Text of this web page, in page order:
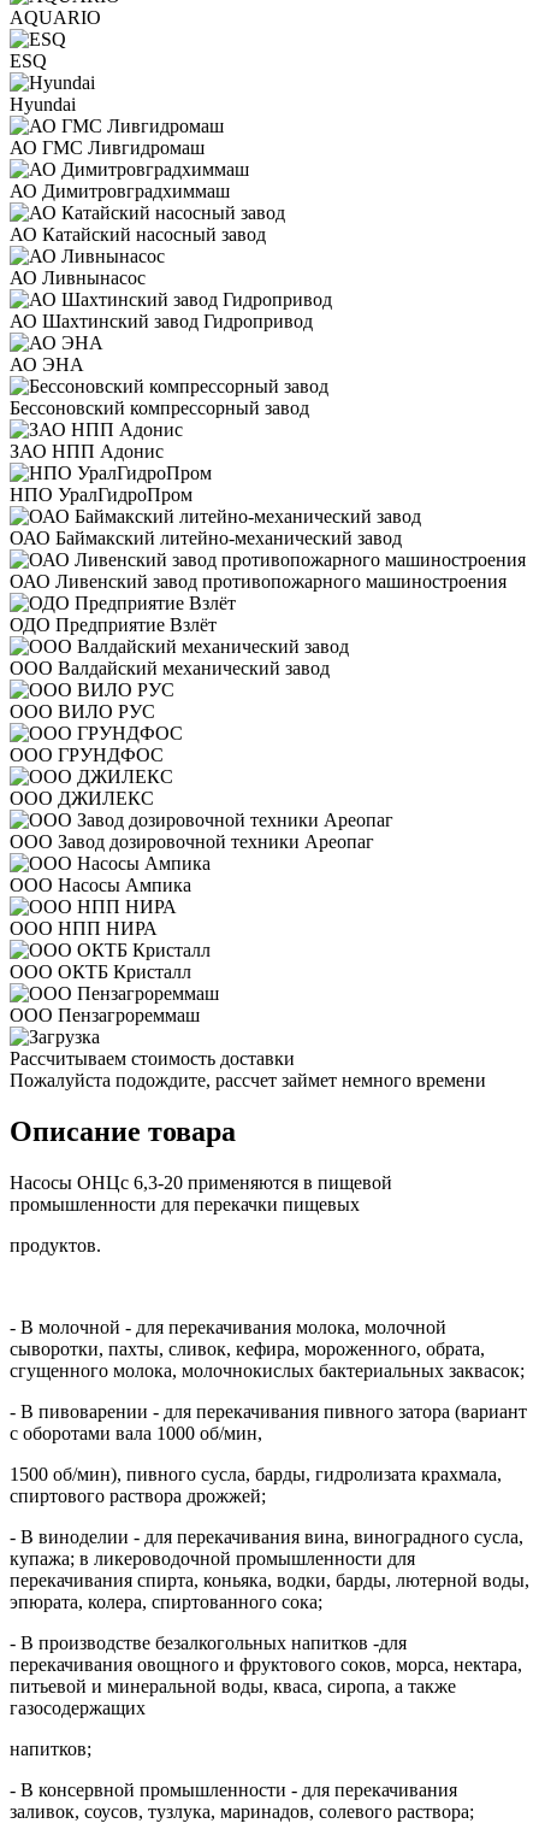
AQUARIO
ESQ
Hyundai
АО ГМС Ливгидромаш
АО Димитровградхиммаш
АО Катайский насосный завод
АО Ливнынасос
АО Шахтинский завод Гидропривод
АО ЭНА
Бессоновский компрессорный завод
ЗАО НПП Адонис
НПО УралГидроПром
ОАО Баймакский литейно-механический завод
ОАО Ливенский завод противопожарного машиностроения
ОДО Предприятие Взлёт
ООО Валдайский механический завод
ООО ВИЛО РУС
ООО ГРУНДФОС
ООО ДЖИЛЕКС
ООО Завод дозировочной техники Ареопаг
ООО Насосы Ампика
ООО НПП НИРА
ООО ОКТБ Кристалл
ООО Пензагрореммаш
Рассчитываем стоимость доставки
Пожалуйста подождите, рассчет займет немного времени
Описание товара
Насосы ОНЦс 6,3-20 применяются в пищевой
промышленности для перекачки пищевых
продуктов.
- В молочной - для перекачивания молока, молочной
сыворотки, пахты, сливок, кефира, мороженного, обрата,
сгущенного молока, молочнокислых бактериальных заквасок;
- В пивоварении - для перекачивания пивного затора (вариант
с оборотами вала 1000 об/мин,
1500 об/мин), пивного сусла, барды, гидролизата крахмала,
спиртового раствора дрожжей;
- В виноделии - для перекачивания вина, виноградного сусла,
купажа; в ликероводочной промышленности для
перекачивания спирта, коньяка, водки, барды, лютерной воды,
эпюрата, колера, спиртованного сока;
- В производстве безалкогольных напитков -для
перекачивания овощного и фруктового соков, морса, нектара,
питьевой и минеральной воды, кваса, сиропа, а также
газосодержащих
напитков;
- В консервной промышленности - для перекачивания
заливок, соусов, тузлука, маринадов, солевого раствора;